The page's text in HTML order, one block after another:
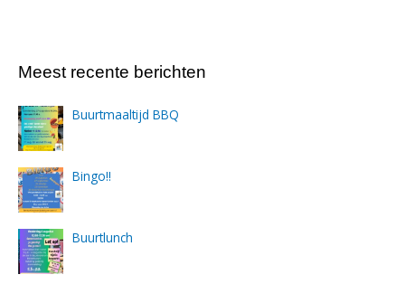
Meest recente berichten
Buurtmaaltijd BBQ
Bingo!!
Buurtlunch